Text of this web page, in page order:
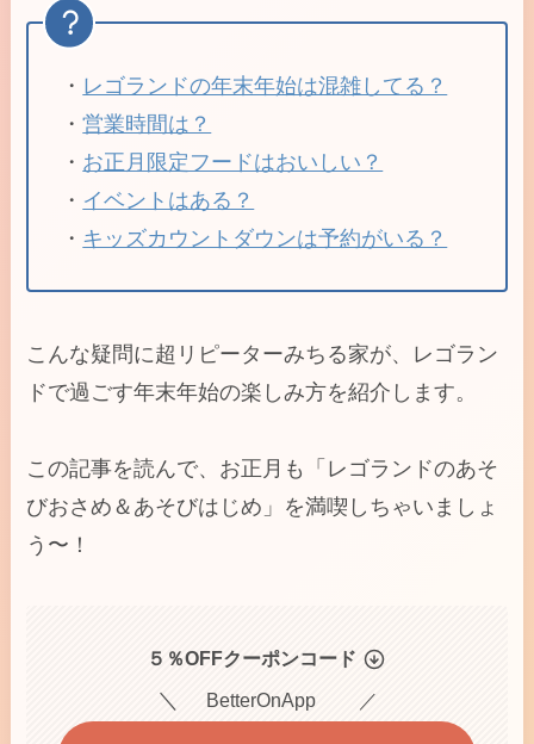
・ レゴランドの年末年始は混雑してる？
・営業時間は？
・ お正月限定フードはおいしい？
・ イベントはある？
・ キッズカウントダウンは予約がいる？
こんな疑問に超リピーターみちる家が、レゴラン
ドで過ごす年末年始の楽しみ方を紹介します。
この記事を読んで、お正月も「レゴランドのあそ
びおさめ＆あそびはじめ」を満喫しちゃいましょ
う〜！
５％OFFクーポンコード
＼ BetterOnApp ／